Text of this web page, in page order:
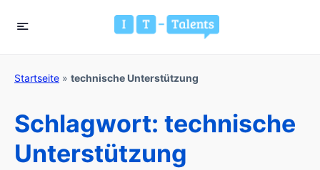
Startseite » technische Unterstützung
Schlagwort: technische
Unterstützung